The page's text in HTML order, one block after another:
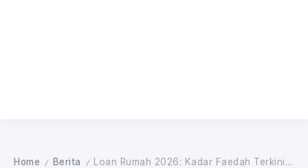
Home / Berita / Loan Rumah 2026: Kadar Faedah Terkini Mulai 2.75%